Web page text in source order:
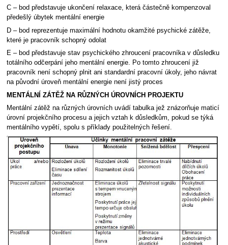
C – bod představuje ukončení relaxace, která částečně kompenzoval
předešlý úbytek mentální energie
D – bod reprezentuje maximální hodnotu okamžité psychické zátěže,
které je pracovník schopný odolat
E – bod představuje stav psychického zhroucení pracovníka v důsledku
totálního odčerpání jeho mentální energie. Po tomto zhroucení již
pracovník není schopný plnit ani standardní pracovní úkoly, jeho návrat
na původní úroveň mentální energie není jistý proces
MENTÁLNÍ ZÁTĚŽ NA RŮZNÝCH ÚROVNÍCH PROJEKTU
Mentální zátěž na různých úrovních uvádí tabulka jež znázorňuje maticí
úrovní projekčního procesu a jejich vztah k důsledkům, pokud se týká
mentálního vypětí, spolu s příklady použitelných řešení.